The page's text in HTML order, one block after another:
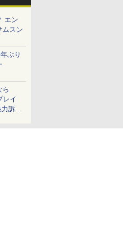
エン
ムスン
ぶり
ら
レイ
力訴